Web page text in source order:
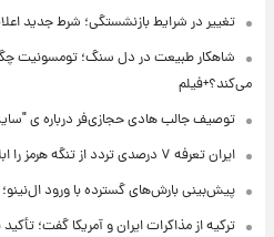
تغییر در شرایط بازنشستگی؛ شرط جدید
شاهکار طبیعت در دل سنگ؛ تومسونیت
می‌کند؟+فیلم
توصیف جالب هادی حجازی‌فر درباره ی
ایران تعرفه ۷ درصدی تردد از تنگه هرمز را ابلاغ کرد
پیش‌بینی بارش‌های گسترده با ورود ال‌نینو؛
ترکیه از مذاکرات ایران و آمریکا گفت؛